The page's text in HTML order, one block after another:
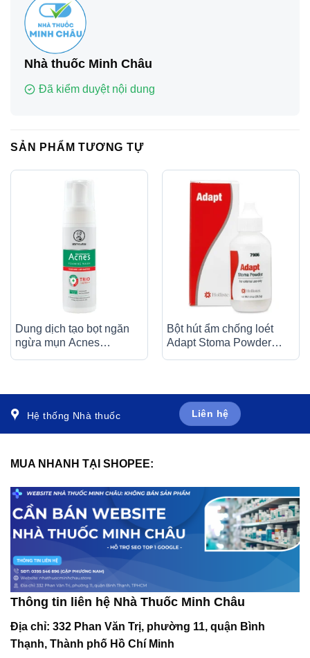
Nhà thuốc Minh Châu
Đã kiểm duyệt nội dung
SẢN PHẨM TƯƠNG TỰ
Dung dịch tạo bọt ngăn
ngừa mụn Acnes
Bột hút ẩm chống loét
Adapt Stoma Powder
Hệ thống Nhà thuốc Liên hệ
MUA NHANH TẠI SHOPEE:
Thông tin liên hệ Nhà Thuốc Minh Châu
Địa chỉ: 332 Phan Văn Trị, phường 11, quận Bình
Thạnh, Thành phố Hồ Chí Minh